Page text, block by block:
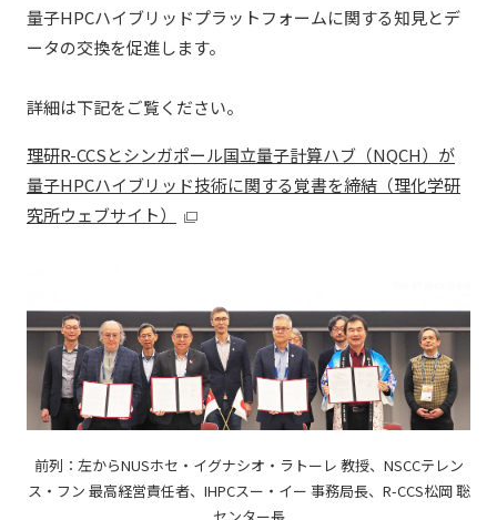
量⼦HPCハイブリッドプラットフォームに関する知見とデ
ータの交換を促進します。
詳細は下記をご覧ください。
理研R-CCSとシンガポール国立量子計算ハブ（NQCH）が
量⼦HPCハイブリッド技術に関する覚書を締結（理化学研
究所ウェブサイト）
前列：左からNUSホセ・イグナシオ・ラトーレ 教授、NSCCテレン
ス・フン 最高経営責任者、IHPCスー・イー 事務局⻑、R-CCS松岡 聡